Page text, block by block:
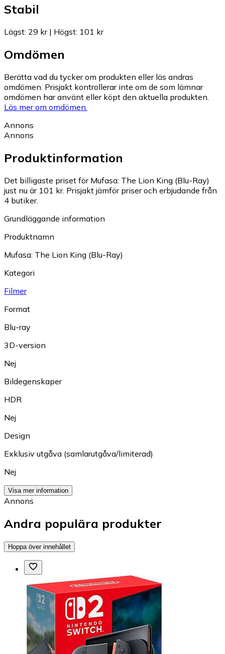
Stabil
Lägst: 29 kr| Högst: 101 kr
Omdömen
Berätta vad du tycker om produkten eller läs andras
omdömen. Prisjakt kontrollerar inte om de som lämnar
omdömen har använt eller köpt den aktuella produkten.
Läs mer om omdömen.
Annons
Annons
Produktinformation
Det billigaste priset för Mufasa: The Lion King (Blu-Ray)
just nu är 101 kr. Prisjakt jämför priser och erbjudande från
4 butiker.
Grundläggande information
Produktnamn
Mufasa: The Lion King (Blu-Ray)
Kategori
Filmer
Format
Blu-ray
3D-version
Nej
Bildegenskaper
HDR
Nej
Design
Exklusiv utgåva (samlarutgåva/limiterad)
Nej
Visa mer information
Annons
Andra populära produkter
Hoppa över innehållet